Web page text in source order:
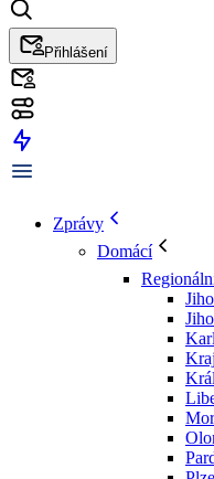
Přihlášení
Zprávy
Domácí